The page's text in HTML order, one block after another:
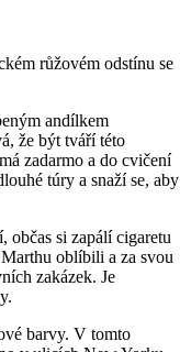
růžovém odstínu se
andílkem
že být tváří této
zadarmo a do cvičení
túry a snaží se, aby
občas si zapálí cigaretu
oblíbili a za svou
zakázek. Je
barvy. V tomto